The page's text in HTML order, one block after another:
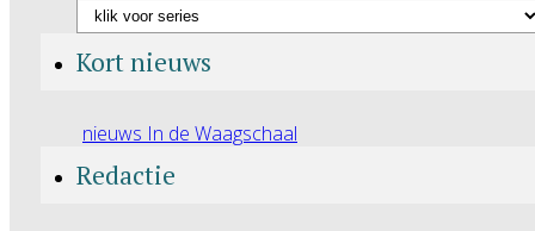
Kort nieuws
nieuws In de Waagschaal
Redactie